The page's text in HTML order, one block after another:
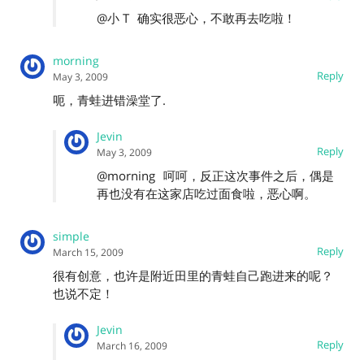
@小 T 确实很恶心，不敢再去吃啦！
morning
Reply
May 3, 2009
呃，青蛙进错澡堂了.
Jevin
Reply
May 3, 2009
@morning 呵呵，反正这次事件之后，偶是
再也没有在这家店吃过面食啦，恶心啊。
simple
Reply
March 15, 2009
很有创意，也许是附近田里的青蛙自己跑进来的呢？
也说不定！
Jevin
Reply
March 16, 2009